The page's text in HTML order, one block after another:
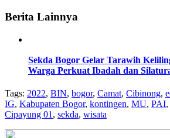
Berita Lainnya
Sekda Bogor Gelar Tarawih
Warga Perkuat Ibadah dan
Tags: 2022, BIN, bogor, Camat, Cibinong,
IG, Kabupaten Bogor, kontingen, MU, PAI,
Cipayung 01 , sekda, wisata